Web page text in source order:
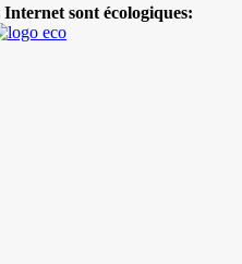
Internet sont écologiques: